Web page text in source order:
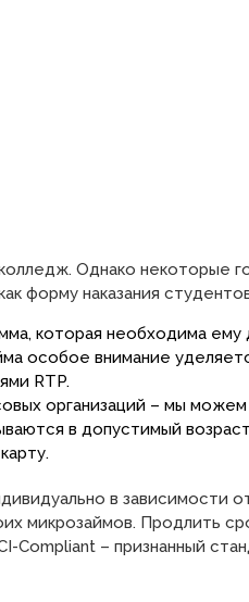
Однако некоторые
форму наказания
которая необходима
особое внимание
RTP.
организаций – мы
в допустимый
в зависимости
микрозаймов. Продлить
– признанный